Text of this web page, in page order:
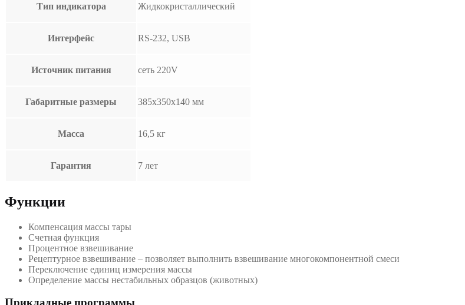
Тип индикатора Жидкокристаллический
Интерфейс RS-232, USB
Источник питания сеть 220V
Габаритные размеры 385х350х140 мм
Масса 16,5 кг
Гарантия 7 лет
Функции
Компенсация массы тары
Счетная функция
Процентное взвешивание
Рецептурное взвешивание – позволяет выполнить взвешивание многокомпонентной смеси
Переключение единиц измерения массы
Определение массы нестабильных образцов (животных)
Прикладные программы